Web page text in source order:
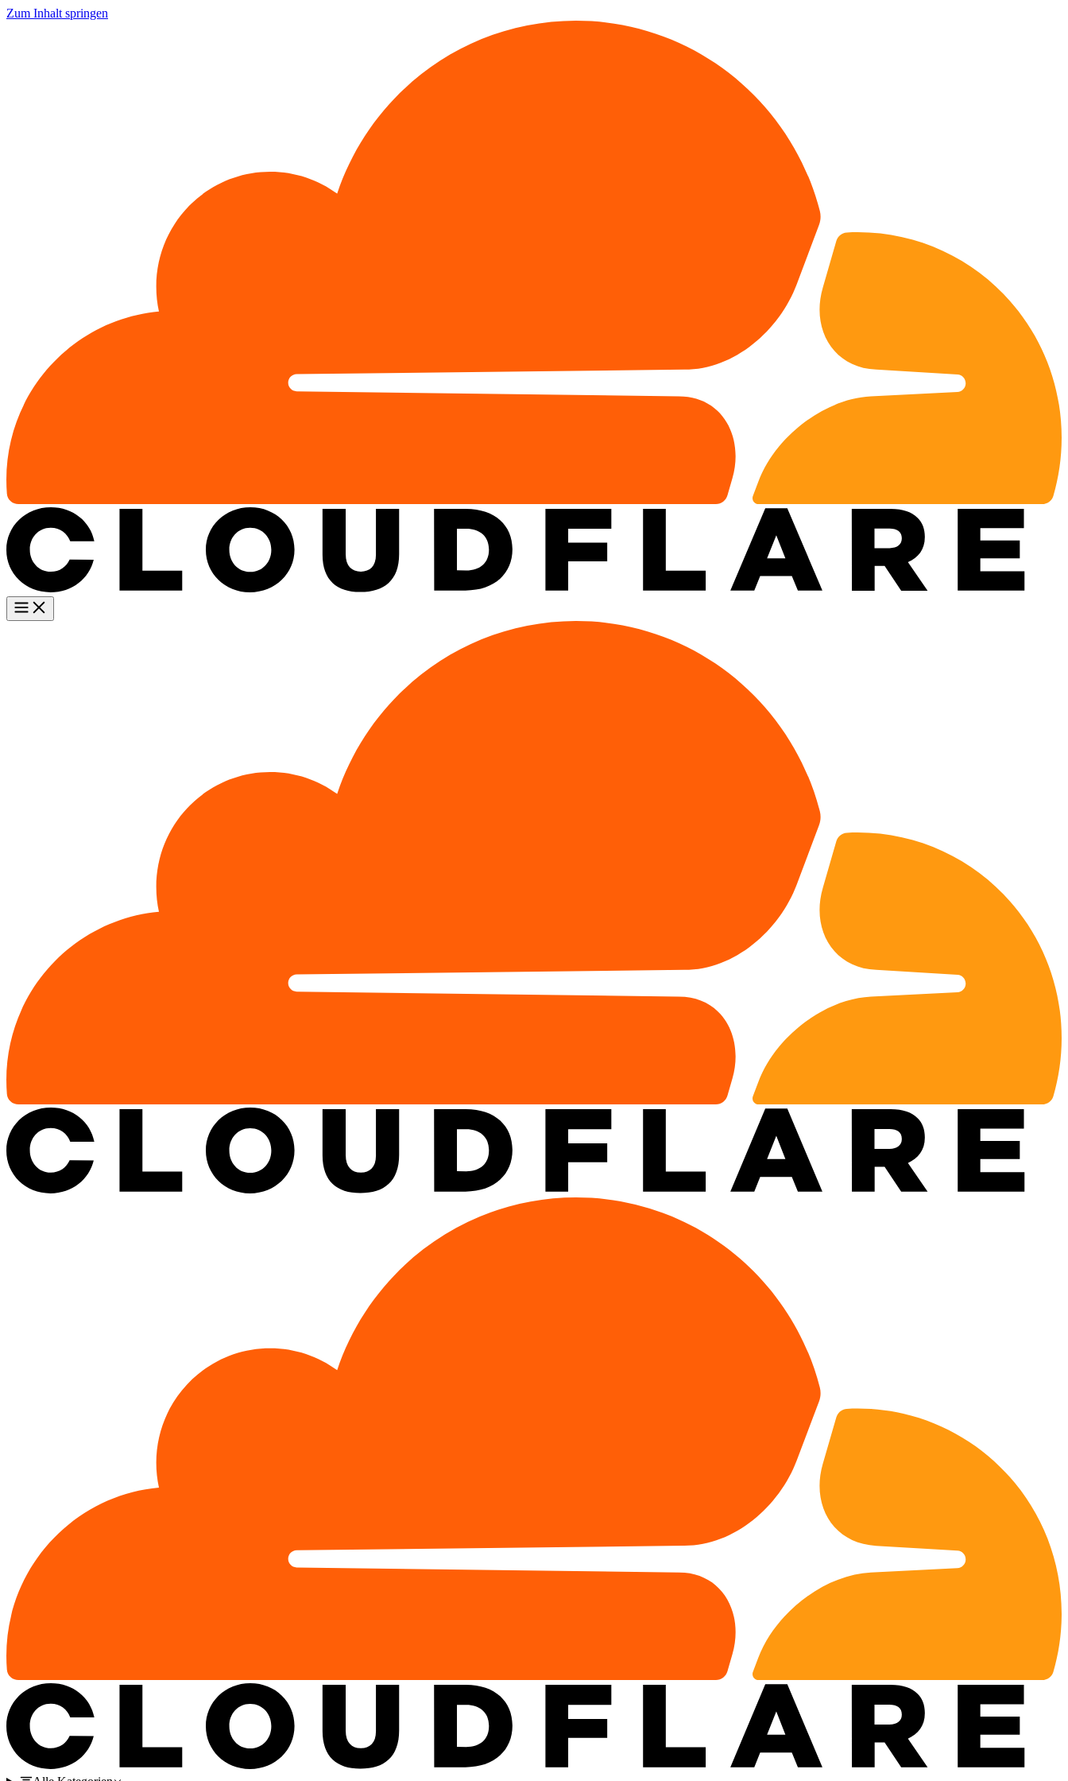
Zum Inhalt springen